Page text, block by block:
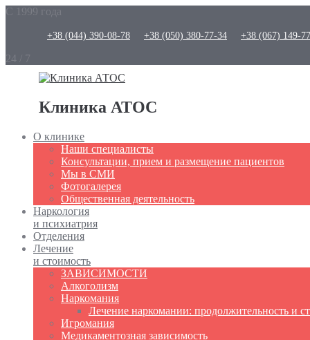
С 1999 года
+38 (044) 390-08-78 +38 (050) 380-77-34 +38 (067) 149-
24 / 7
Клиника АТОС
О клинике
Наши специалисты
Консультации, прием и размещение пациентов
Мы в СМИ
Фотогалерея
Общественная деятельность
Наркология
и психиатрия
Отделения
Лечение
и стоимость
ЗАВИСИМОСТИ
Алкоголизм
Наркомания
Лечение наркомании: продолжительность и
Игромания
Медикаментозная зависимость